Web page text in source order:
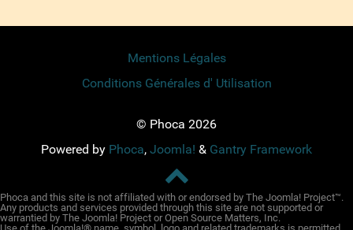
Mentions Légales
Conditions Générales d' Utilisation
© Phoca 2026
Powered by Phoca, Joomla! & Gantry Framework
Phoca and this site is not affiliated with or endorsed by The Joomla! Project™.
Any products and services provided through this site are not supported or
warrantied by The Joomla! Project or Open Source Matters, Inc.